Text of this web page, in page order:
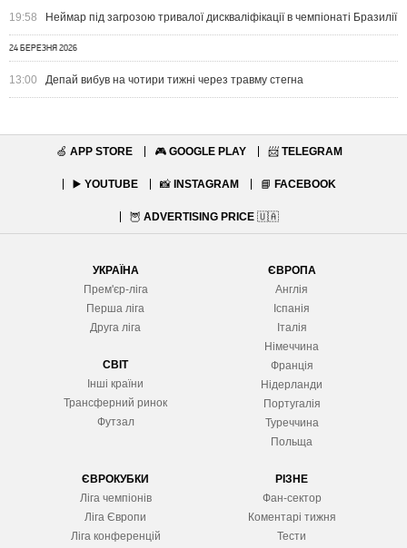
19:58 Неймар під загрозою тривалої дискваліфікації в чемпіонаті Бразилії
24 БЕРЕЗНЯ 2026
13:00 Депай вибув на чотири тижні через травму стегна
🍏 APP STORE 🎮 GOOGLE PLAY 📨 TELEGRAM
▶️ YOUTUBE 📸 INSTAGRAM 📘 FACEBOOK
🦉 ADVERTISING PRICE 🇺🇦
УКРАЇНА
Прем'єр-ліга
Перша ліга
Друга ліга
СВІТ
Інші країни
Трансферний ринок
Футзал
ЄВРОПА
Англія
Іспанія
Італія
Німеччина
Франція
Нідерланди
Португалія
Туреччина
Польща
ЄВРОКУБКИ
Ліга чемпіонів
Ліга Європи
Ліга конференцій
РІЗНЕ
Фан-сектор
Коментарі тижня
Тести